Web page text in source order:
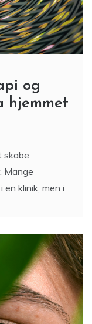
og
hjemmet
skabe
Mange
klinik, men i